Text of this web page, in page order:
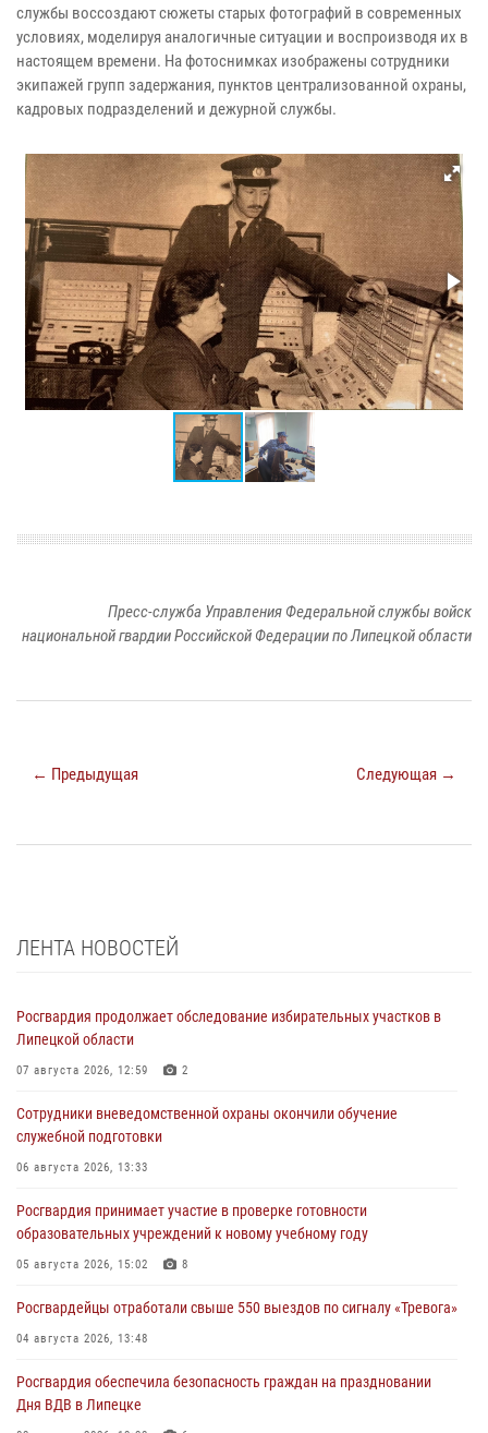
службы воссоздают сюжеты старых фотографий в современных
условиях, моделируя аналогичные ситуации и воспроизводя их в
настоящем времени. На фотоснимках изображены сотрудники
экипажей групп задержания, пунктов централизованной охраны,
кадровых подразделений и дежурной службы.
Пресс-служба Управления Федеральной службы войск
национальной гвардии Российской Федерации по Липецкой области
← Предыдущая Следующая →
ЛЕНТА НОВОСТЕЙ
Росгвардия продолжает обследование избирательных участков в
Липецкой области
07 августа 2026, 12:59 2
Сотрудники вневедомственной охраны окончили обучение
служебной подготовки
06 августа 2026, 13:33
Росгвардия принимает участие в проверке готовности
образовательных учреждений к новому учебному году
05 августа 2026, 15:02 8
Росгвардейцы отработали свыше 550 выездов по сигналу «Тревога»
04 августа 2026, 13:48
Росгвардия обеспечила безопасность граждан на праздновании
Дня ВДВ в Липецке